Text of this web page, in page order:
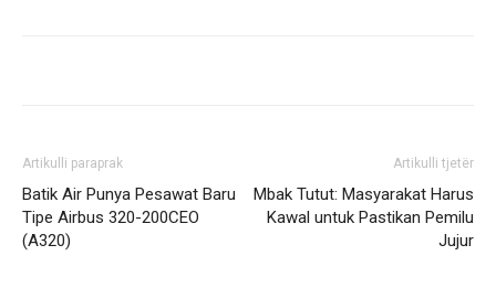
Artikulli paraprak
Batik Air Punya Pesawat Baru
Tipe Airbus 320-200CEO
(A320)
Artikulli tjetër
Mbak Tutut: Masyarakat Harus
Kawal untuk Pastikan Pemilu
Jujur